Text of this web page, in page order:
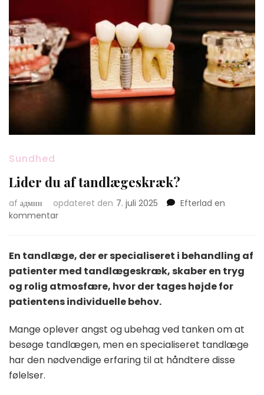
Sundhed
Lider du af tandlægeskræk?
af админ opdateret den 7. juli 2025
Efterlad en
kommentaron
af
tandlægeskræk?
En tandlæge, der er specialiseret i behandling af
patienter med tandlægeskræk, skaber en tryg
og rolig atmosfære, hvor der tages højde for
patientens individuelle behov.
Mange oplever angst og ubehag ved tanken om at
besøge tandlægen, men en specialiseret tandlæge
har den nødvendige erfaring til at håndtere disse
følelser.